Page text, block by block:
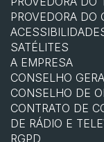
PROVEDORA DO
SATÉLITES
A EMPRESA
CONSELHO
CONSELHO DE
CONTRATO DE
DE RÁDIO E
RGPD